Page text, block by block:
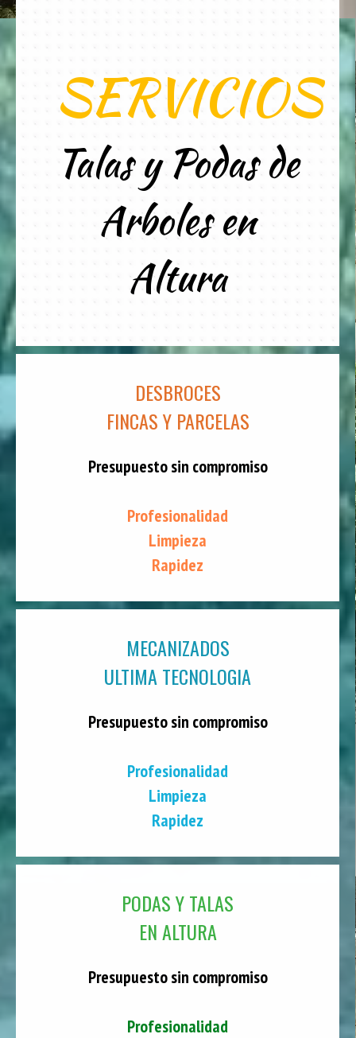
SERVICIOS
Talas y Podas de
Arboles en
Altura
DESBROCES
FINCAS Y PARCELAS
Presupuesto sin compromiso
Profesionalidad
Limpieza
Rapidez
MECANIZADOS
ULTIMA TECNOLOGIA
Presupuesto sin compromiso
Profesionalidad
Limpieza
Rapidez
PODAS Y TALAS
EN ALTURA
Presupuesto sin compromiso
Profesionalidad